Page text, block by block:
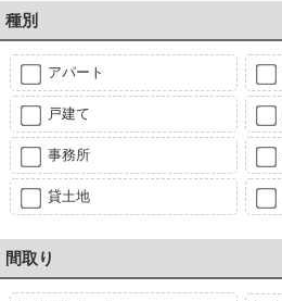
種別
アパート
戸建て
事務所
貸土地
間取り